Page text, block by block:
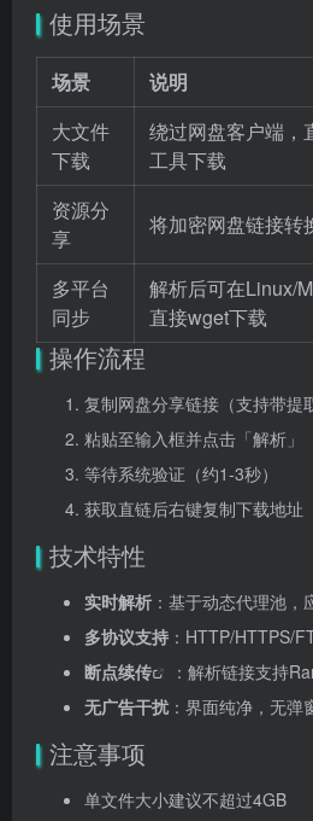
使用场景
场景
说明
大文件
下载
绕过网盘客户端，
工具下载
资源分
享
将加密网盘链接转
多平台
同步
解析后可在Linux/
直接wget下载
操作流程
复制网盘分享链接（支持带提
粘贴至输入框并点击「解析」
等待系统验证（约1-3秒）
获取直链后右键复制下载地址
技术特性
实时解析 ：基于动态代理池
多协议支持 ：HTTP/HTTPS/
断点续传
：解析链接支持
无广告干扰：界面纯净，无弹
注意事项
单文件大小建议不超过4GB